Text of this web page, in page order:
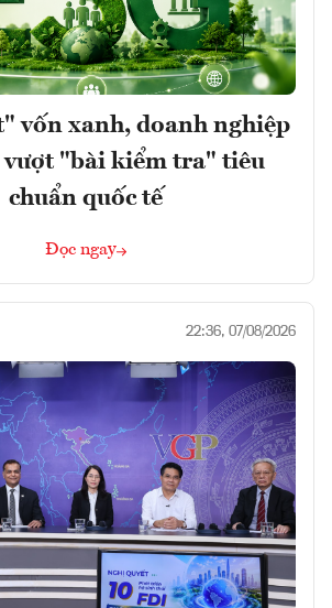
vốn xanh, doanh nghiệp
vượt "bài kiểm tra" tiêu
chuẩn quốc tế
Đọc ngay
22:36, 07/08/2026